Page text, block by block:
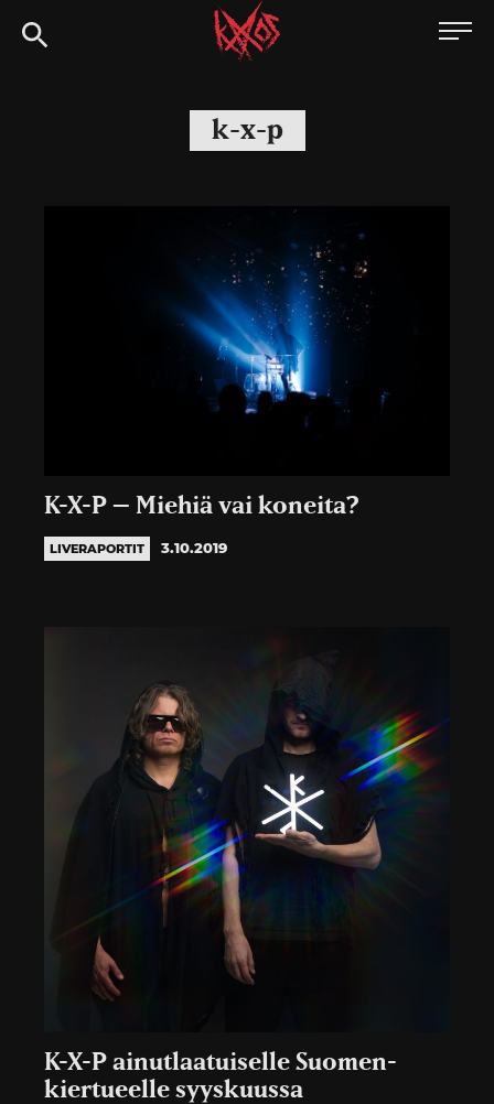
Siirry
suoraan
Kaaoszine
k-x-p
K-X-P – Miehiä vai koneita?
LIVERAPORTIT 3.10.2019
K-X-P ainutlaatuiselle Suomen-
kiertueelle syyskuussa